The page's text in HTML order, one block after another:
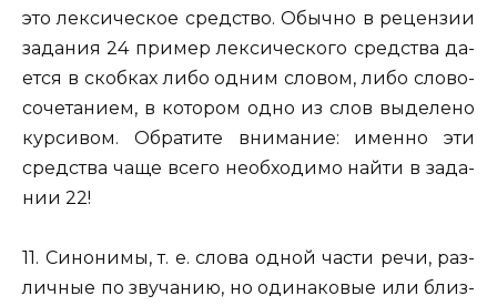
это лек­си­че­ское сред­ство. Обыч­но в ре­цен­зии
за­да­ния 24 при­мер лек­си­че­ско­го сред­ства да­
ет­ся в скоб­ках либо одним сло­вом, либо сло­во­
со­че­та­ни­ем, в ко­то­ром одно из слов вы­де­ле­но
кур­си­вом. Об­ра­ти­те вни­ма­ние: имен­но эти
сред­ства чаще всего не­об­хо­ди­мо найти в за­да­
нии 22!
11. Си­но­ни­мы, т. е. слова одной части речи, раз­
лич­ные по зву­ча­нию, но оди­на­ко­вые или близ­